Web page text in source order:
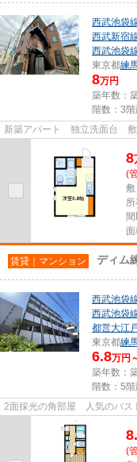
西武池袋
西武新宿
西武池袋
東京都練
8万円
築年数：
階数：3階
新築アパート 独立洗面台 敷
8
(
面
賃貸｜マンション ディム
西武池袋
西武池袋
都営大江
東京都練
6.8万円
築年数：
階数：5階
2面採光の角部屋 人気のバ
(